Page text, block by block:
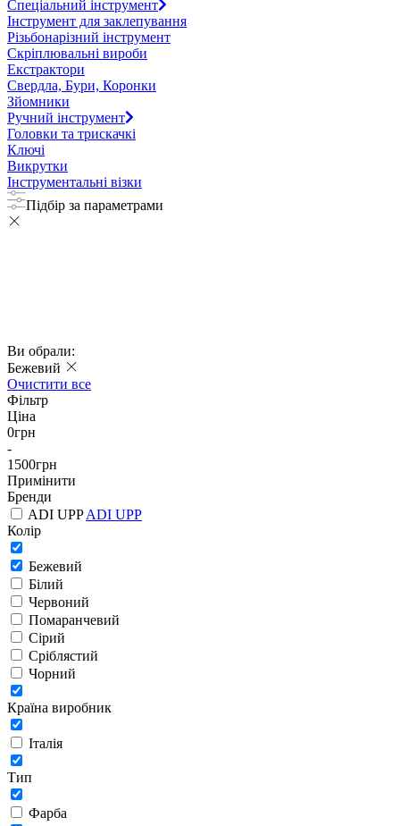
Спеціальний інструмент
Інструмент для заклепування
Різьбонарізний інструмент
Скріплювальні вироби
Екстрактори
Свердла, Бури, Коронки
Зйомники
Ручний інструмент
Головки та трискачкі
Ключі
Викрутки
Інструментальні візки
Підбір за параметрами
Ви обрали:
Бежевий
Очистити все
Фільтр
Ціна
0грн
-
1500грн
Примінити
Бренди
ADI UPPADI UPP
Колір
Бежевий
Білий
Червоний
Помаранчевий
Сірий
Сріблястий
Чорний
Країна виробник
Італія
Тип
Фарба